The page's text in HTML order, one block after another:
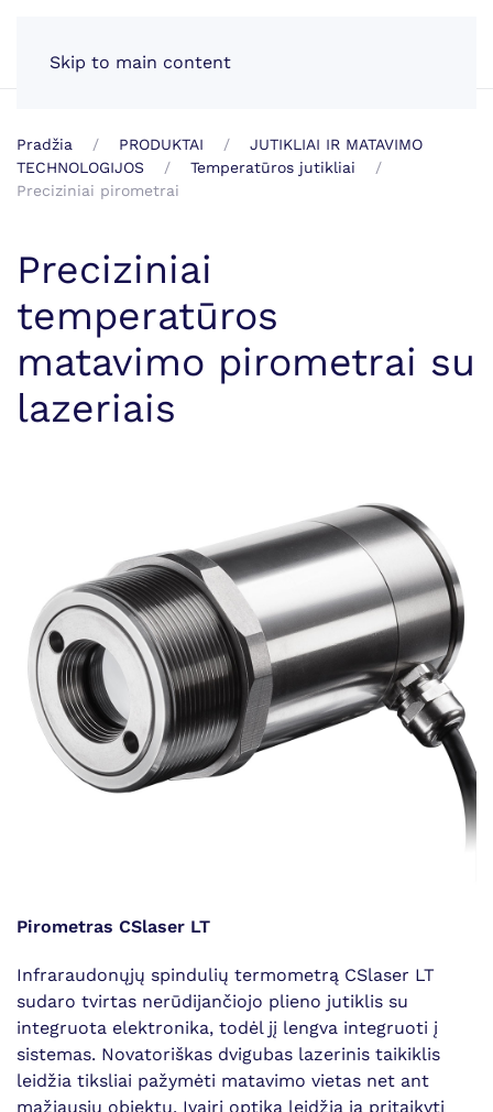
Skip to main content
Pradžia PRODUKTAI
JUTIKLIAI IR MATAVIMO
TECHNOLOGIJOS
Temperatūros jutikliai
Preciziniai pirometrai
Preciziniai
temperatūros
matavimo pirometrai su
lazeriais
Pirometras CSlaser LT
Infraraudonųjų spindulių termometrą CSlaser LT
sudaro tvirtas nerūdijančiojo plieno jutiklis su
integruota elektronika, todėl jį lengva integruoti į
sistemas. Novatoriškas dvigubas lazerinis taikiklis
leidžia tiksliai pažymėti matavimo vietas net ant
mažiausių objektų. Įvairi optika leidžia ją pritaikyti